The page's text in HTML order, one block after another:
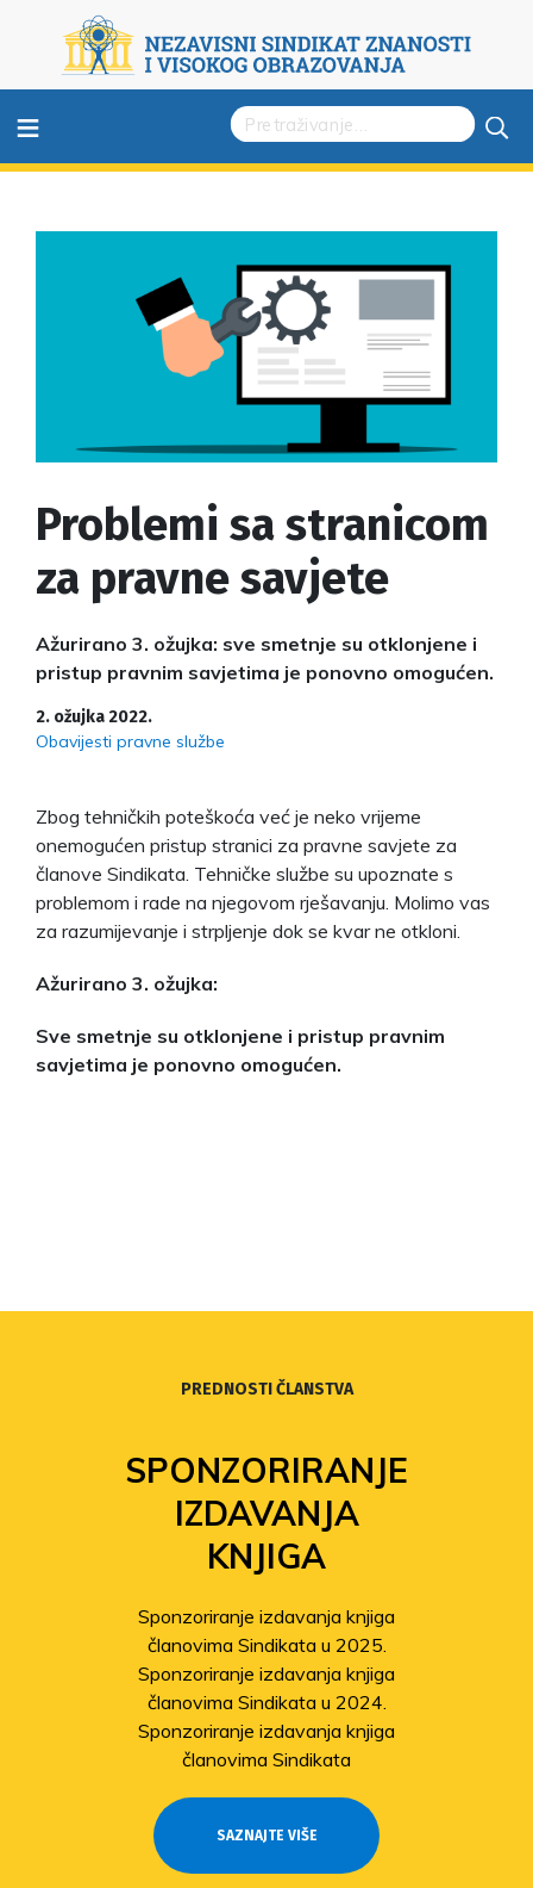
≡
Problemi sa stranicom
za pravne savjete
Ažurirano 3. ožujka: sve smetnje su otklonjene i
pristup pravnim savjetima je ponovno omogućen.
2. ožujka 2022.
Obavijesti pravne službe
Zbog tehničkih poteškoća već je neko vrijeme
onemogućen pristup stranici za pravne savjete za
članove Sindikata. Tehničke službe su upoznate s
problemom i rade na njegovom rješavanju. Molimo vas
za razumijevanje i strpljenje dok se kvar ne otkloni.
Ažurirano 3. ožujka:
Sve smetnje su otklonjene i pristup pravnim
savjetima je ponovno omogućen.
PREDNOSTI ČLANSTVA
SPONZORIRANJE
IZDAVANJA
KNJIGA
Sponzoriranje izdavanja knjiga
članovima Sindikata u 2025.
Sponzoriranje izdavanja knjiga
članovima Sindikata u 2024.
Sponzoriranje izdavanja knjiga
članovima Sindikata
SAZNAJTE VIŠE